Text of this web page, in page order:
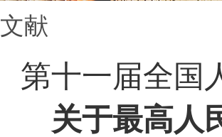
文献
第十一届全国
关于最高人